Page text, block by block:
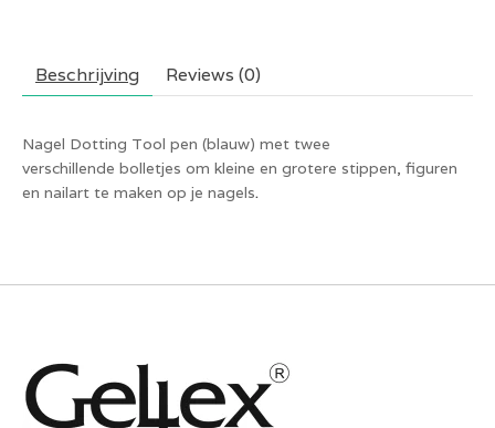
Beschrijving Reviews (0)
Nagel Dotting Tool pen (blauw) met twee
verschillende bolletjes om kleine en grotere stippen, figuren
en nailart te maken op je nagels.